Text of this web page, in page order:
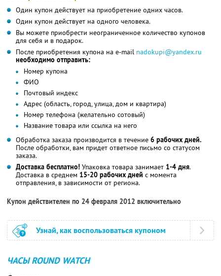
Один купон действует на приобретение одних часов.
Один купон действует на одного человека.
Вы можете приобрести неограниченное количество купонов
для себя и в подарок.
После приобретения купона на e-mail nadokupi@yandex.ru
необходимо отправить:
Номер купона
ФИО
Почтовый индекс
Адрес (область, город, улица, дом и квартира)
Номер телефона (желательно сотовый)
Название товара или ссылка на него
Обработка заказа производится в течение 6 рабочих дней.
После обработки, вам придет ответное письмо со статусом
заказа.
Доставка бесплатно! Упаковка товара занимает 1-4 дня.
Доставка в среднем 15-20 рабочих дней с момента
отправления, в зависимости от региона.
Купон действителен по 24 февраля 2012 включительно
Узнай, как воспользоваться купоном
ЧАСЫ ROUND WATCH